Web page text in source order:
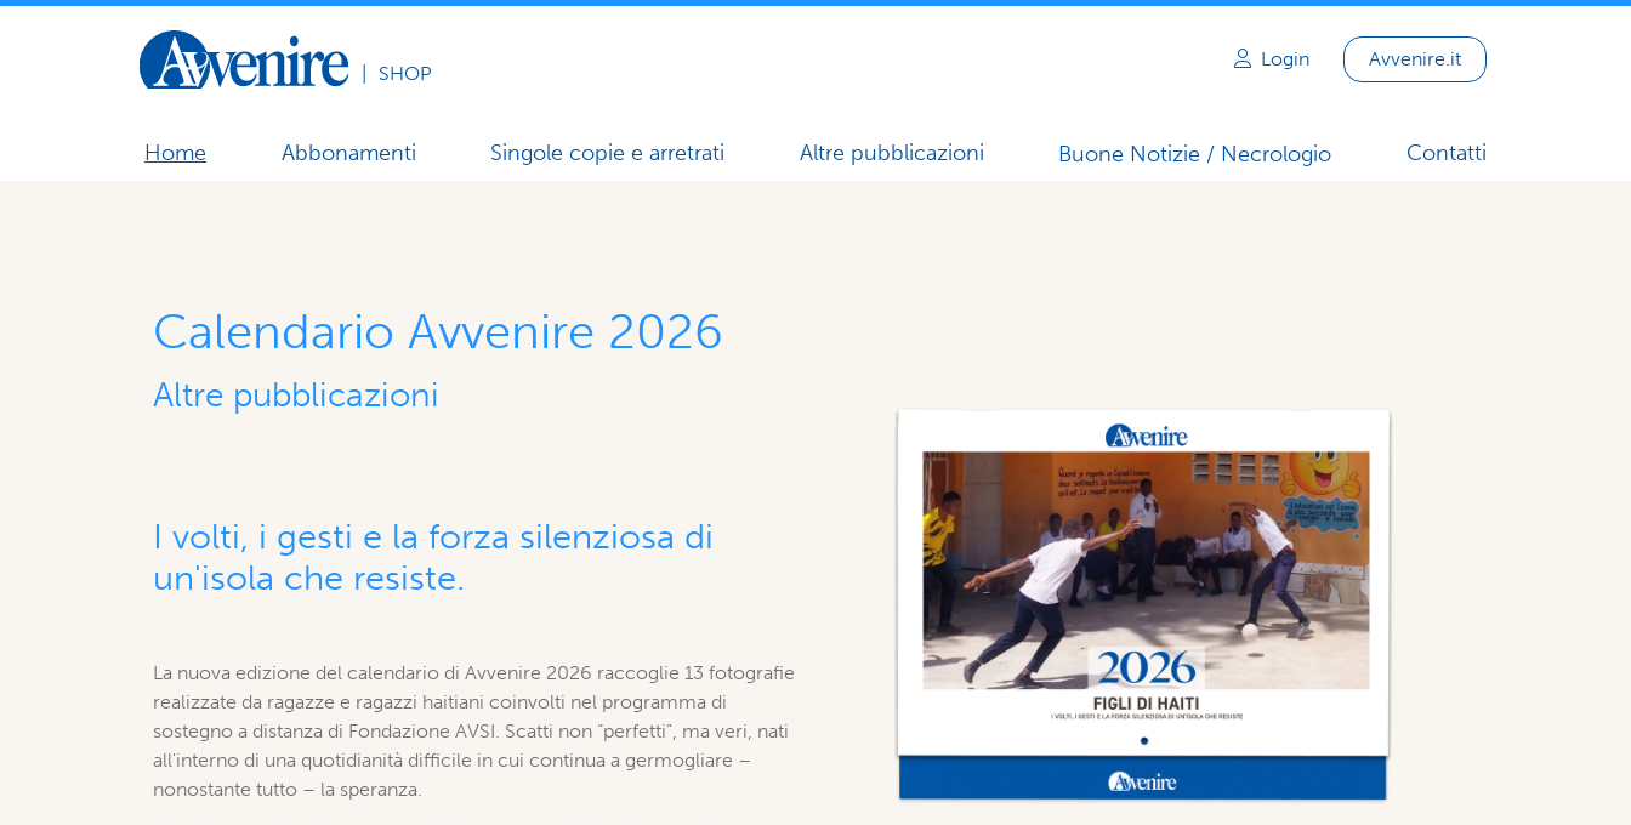
SHOP
Login Avvenire.it
Home Abbonamenti Singole copie e arretrati Altre pubblicazioni Buone Notizie / Necrologio Contatti
Calendario Avvenire 2026
Altre pubblicazioni
I volti, i gesti e la forza silenziosa di
un'isola che resiste.
La nuova edizione del calendario di Avvenire 2026 raccoglie 13 fotografie
realizzate da ragazze e ragazzi haitiani coinvolti nel programma di
sostegno a distanza di Fondazione AVSI. Scatti non “perfetti”, ma veri, nati
all'interno di una quotidianità difficile in cui continua a germogliare –
nonostante tutto – la speranza.